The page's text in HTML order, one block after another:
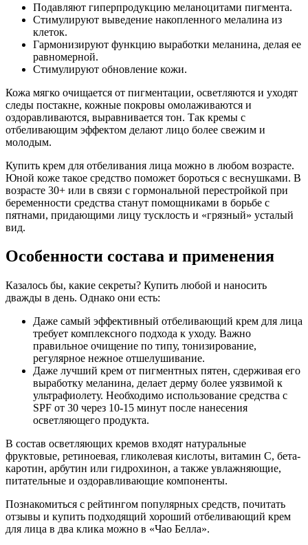
Подавляют гиперпродукцию меланоцитами пигмента.
Стимулируют выведение накопленного мелалина из
клеток.
Гармонизируют функцию выработки меланина, делая ее
равномерной.
Стимулируют обновление кожи.
Кожа мягко очищается от пигментации, осветляются и уходят
следы постакне, кожные покровы омолаживаются и
оздоравливаются, выравнивается тон. Так кремы с
отбеливающим эффектом делают лицо более свежим и
молодым.
Купить крем для отбеливания лица можно в любом возрасте.
Юной коже такое средство поможет бороться с веснушками. В
возрасте 30+ или в связи с гормональной перестройкой при
беременности средства станут помощниками в борьбе с
пятнами, придающими лицу тусклость и «грязный» усталый
вид.
Особенности состава и применения
Казалось бы, какие секреты? Купить любой и наносить
дважды в день. Однако они есть:
Даже самый эффективный отбеливающий крем для лица
требует комплексного подхода к уходу. Важно
правильное очищение по типу, тонизирование,
регулярное нежное отшелушивание.
Даже лучший крем от пигментных пятен, сдерживая его
выработку меланина, делает дерму более уязвимой к
ультрафиолету. Необходимо использование средства с
SPF от 30 через 10-15 минут после нанесения
осветляющего продукта.
В состав осветляющих кремов входят натуральные
фруктовые, ретиноевая, гликолевая кислоты, витамин С, бета-
каротин, арбутин или гидрохинон, а также увлажняющие,
питательные и оздоравливающие компоненты.
Познакомиться с рейтингом популярных средств, почитать
отзывы и купить подходящий хороший отбеливающий крем
для лица в два клика можно в «Чао Белла».